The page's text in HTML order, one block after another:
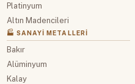
Platinyum
Altın Madencileri
🏭 SANAYI METALLERI
Bakır
Alüminyum
Kalay